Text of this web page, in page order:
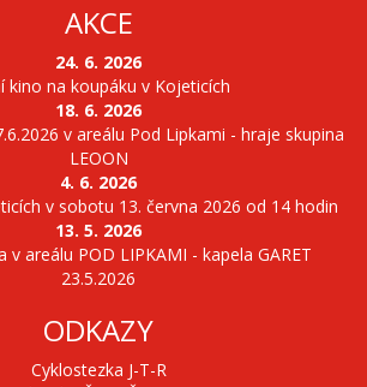
AKCE
24. 6. 2026
kino na koupáku v Kojeticích
18. 6. 2026
v areálu Pod Lipkami - hraje skupina
LEOON
4. 6. 2026
v sobotu 13. června 2026 od 14 hodin
13. 5. 2026
v areálu POD LIPKAMI - kapela GARET
23.5.2026
ODKAZY
Cyklostezka J-T-R